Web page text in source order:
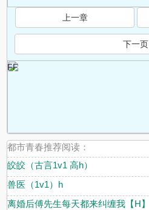
上一章
下一页
FF
都市青春推荐阅读：
皎皎（古言1v1 高h）
兽医（1v1）h
离婚后傅先生每天都来纠缠我【H】